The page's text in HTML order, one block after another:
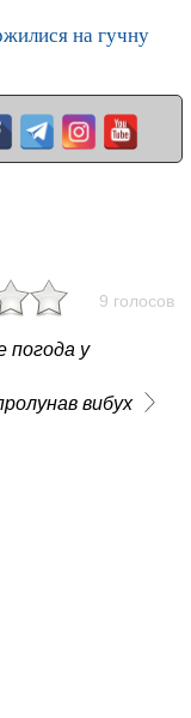
на гучну
9 голосов
погода у
вибух